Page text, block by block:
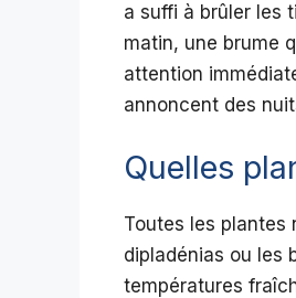
a suffi à brûler les
matin, une brume
attention
annoncent des
Quelles
Toutes les plantes
dipladénias ou les
températures